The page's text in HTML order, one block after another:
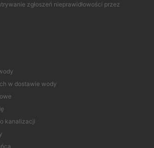
zgłoszeń nieprawidłowości przez
w dostawie wody
kanalizacji